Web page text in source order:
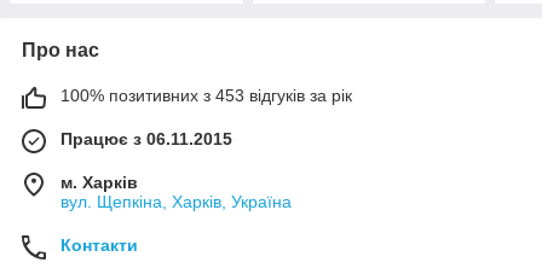
Про нас
100% позитивних з 453 відгуків за рік
Працює з 06.11.2015
м. Харків
вул. Щепкіна, Харків, Україна
Контакти